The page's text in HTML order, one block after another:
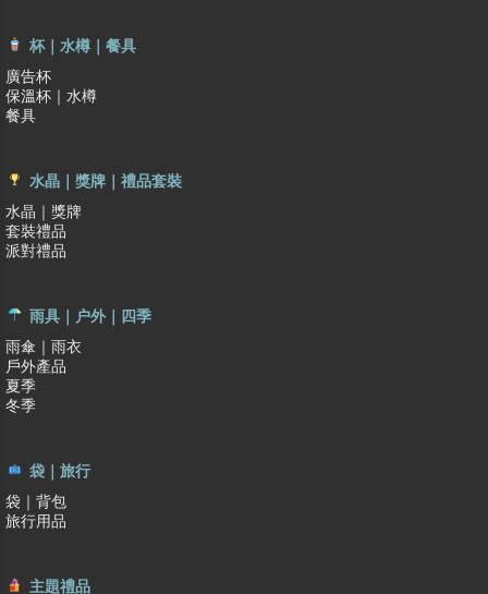
杯｜水樽｜餐具
廣告杯
保溫杯｜水樽
餐具
水晶｜獎牌｜禮品套裝
水晶｜獎牌
套裝禮品
派對禮品
雨具｜户外｜四季
雨傘｜雨衣
戶外產品
夏季
冬季
袋｜旅行
袋｜背包
旅行用品
主題禮品